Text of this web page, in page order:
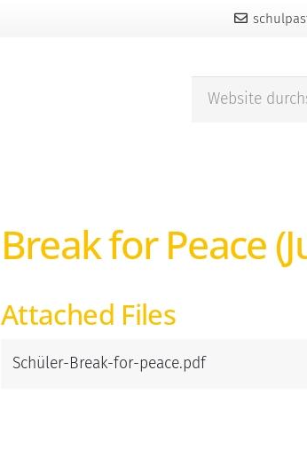
Break for Peace
Attached Files
Schüler-Break-for-peace.pdf